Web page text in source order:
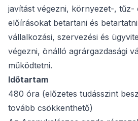
javítást végezni, környezet-, tűz-
előírásokat betartani és
vállalkozási, szervezési és
végezni, önálló agrárgazdasági
működtetni.
Időtartam
480 óra (előzetes tudásszint
tovább csökkenthető)